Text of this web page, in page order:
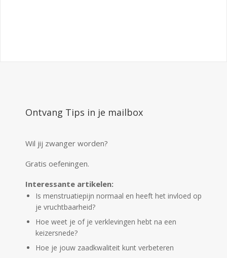
Ontvang Tips in je mailbox
Wil jij zwanger worden?
Gratis oefeningen.
Interessante artikelen:
Is menstruatiepijn normaal en heeft het invloed op
je vruchtbaarheid?
Hoe weet je of je verklevingen hebt na een
keizersnede?
Hoe je jouw zaadkwaliteit kunt verbeteren